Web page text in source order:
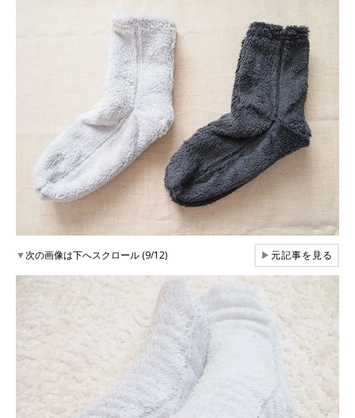
▼次の画像は下へスクロール (9/12) ▶元記事を見る